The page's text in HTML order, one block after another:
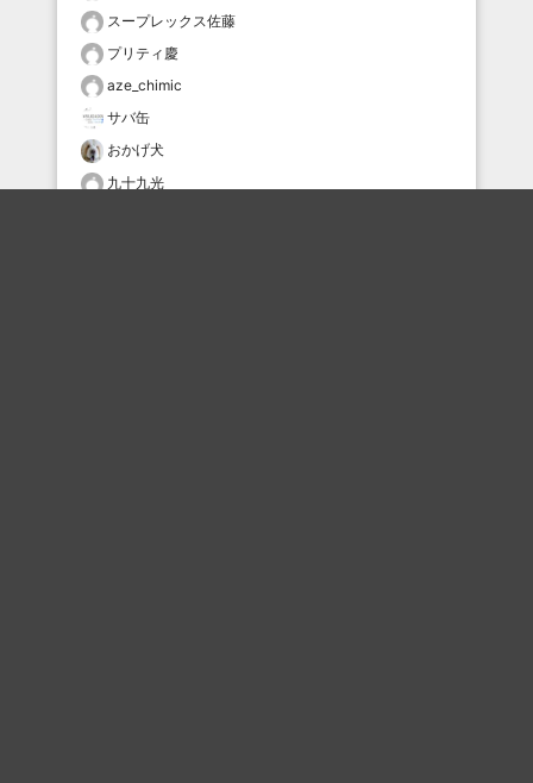
スープレックス佐藤
プリティ慶
aze_chimic
サバ缶
おかげ犬
九十九光